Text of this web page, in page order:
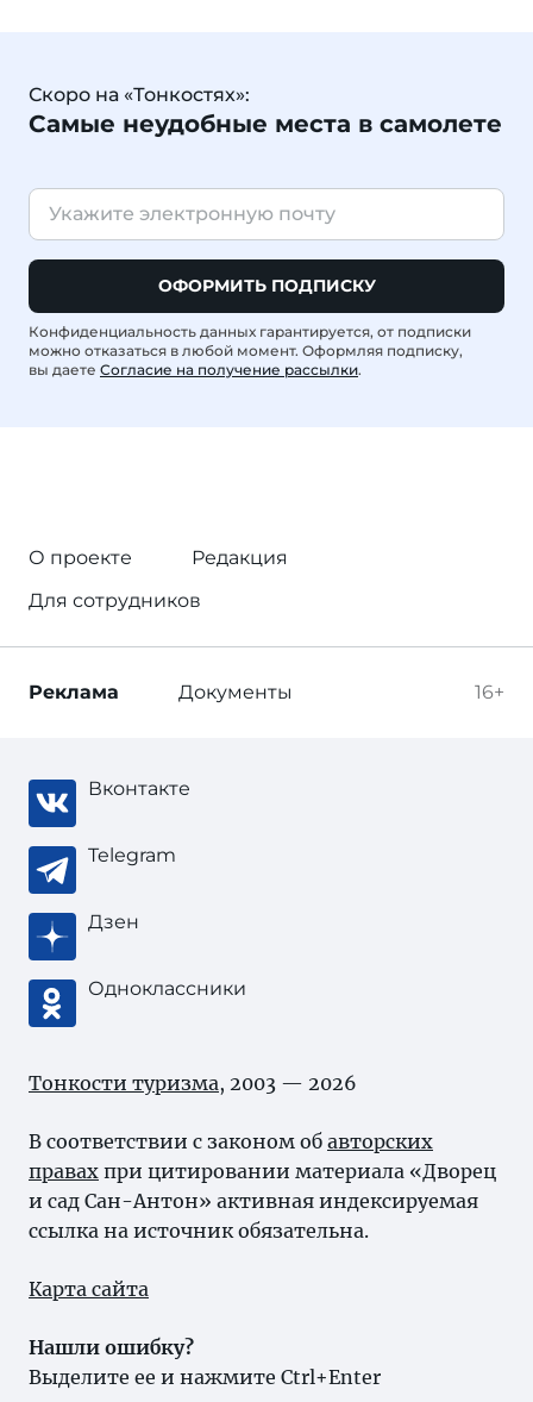
Скоро на «Тонкостях»:
Самые неудобные места в самолете
ОФОРМИТЬ ПОДПИСКУ
Конфиденциальность данных гарантируется, от подписки
можно отказаться в любой момент. Оформляя подписку,
вы даете Согласие на получение рассылки.
О проекте
Редакция
Для сотрудников
16+
Реклама Документы
Вконтакте
Telegram
Дзен
Одноклассники
Тонкости туризма, 2003 — 2026
В соответствии с законом об авторских
правах при цитировании материала «Дворец
и сад Сан-Антон» активная индексируемая
ссылка на источник обязательна.
Карта сайта
Нашли ошибку?
Выделите ее и нажмите Ctrl+Enter